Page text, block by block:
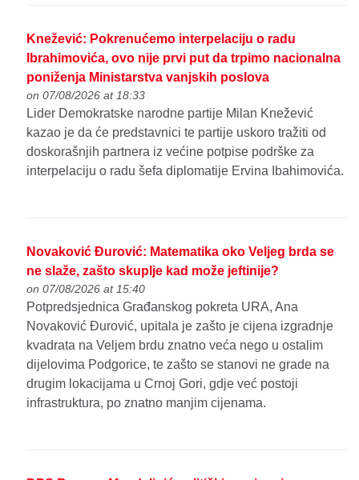
Knežević: Pokrenućemo interpelaciju o radu
Ibrahimovića, ovo nije prvi put da trpimo nacionalna
poniženja Ministarstva vanjskih poslova
on 07/08/2026 at 18:33
Lider Demokratske narodne partije Milan Knežević
kazao je da će predstavnici te partije uskoro tražiti od
doskorašnjih partnera iz većine potpise podrške za
interpelaciju o radu šefa diplomatije Ervina Ibahimovića.
Novaković Đurović: Matematika oko Veljeg brda se
ne slaže, zašto skuplje kad može jeftinije?
on 07/08/2026 at 15:40
Potpredsjednica Građanskog pokreta URA, Ana
Novaković Đurović, upitala je zašto je cijena izgradnje
kvadrata na Veljem brdu znatno veća nego u ostalim
dijelovima Podgorice, te zašto se stanovi ne grade na
drugim lokacijama u Crnoj Gori, gdje već postoji
infrastruktura, po znatno manjim cijenama.